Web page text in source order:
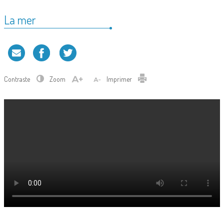
La mer
Contraste Zoom Imprimer